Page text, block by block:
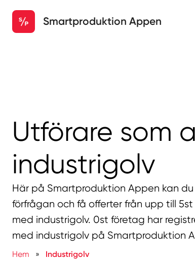
Smartproduktion Appen
Utförare som
industrigolv
Här på Smartproduktion Appen kan
förfrågan och få offerter från upp till
med industrigolv. 0st företag har
med industrigolv på Smartproduktion
Hem » Industrigolv